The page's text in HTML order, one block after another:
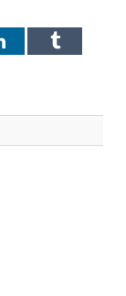
LinkedInTumblr